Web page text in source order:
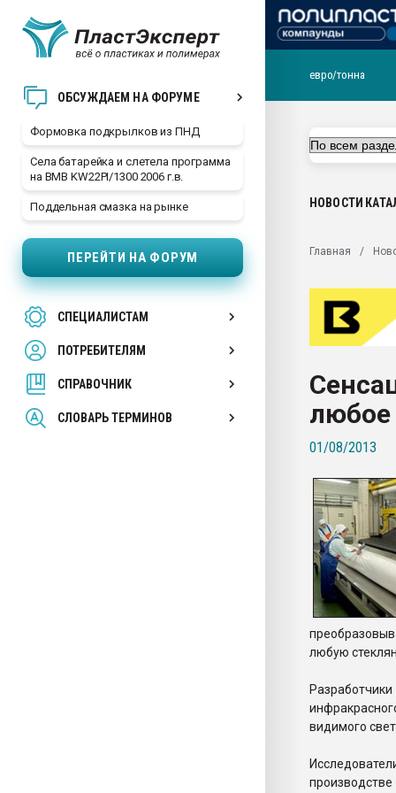
ОБСУЖДАЕМ НА ФОРУМЕ
Формовка подкрылков из ПНД
Села батарейка и слетела программа
на BMB KW22PI/1300 2006 г.в.
Поддельная смазка на рынке
ПЕРЕЙТИ НА ФОРУМ
СПЕЦИАЛИСТАМ
ПОТРЕБИТЕЛЯМ
СПРАВОЧНИК
СЛОВАРЬ ТЕРМИНОВ
29.07.2026 ФРП помог
Вакуум-формовочные
28.07.2026
первый план в
пластмасс
ситуацией на
Всё, что касается
бутылок
ПЕРЕЙТИ НА
евро/тонна
НОВОСТИ
Главная
любое
01/08/2013
любую
видимого